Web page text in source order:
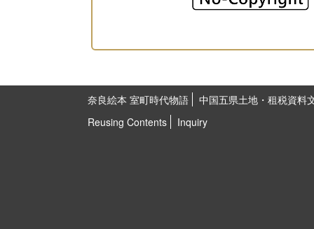
奈良絵本 室町時代物語
中国五県土地・租税資料
Reusing Contents
Inquiry